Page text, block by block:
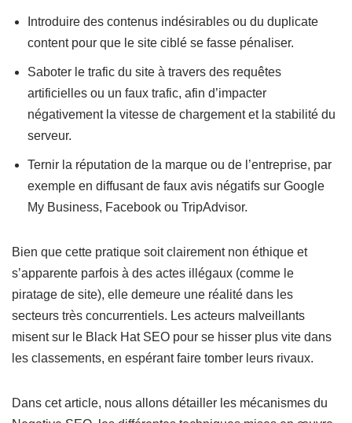
Introduire des contenus indésirables ou du duplicate
content pour que le site ciblé se fasse pénaliser.
Saboter le trafic du site à travers des requêtes
artificielles ou un faux trafic, afin d’impacter
négativement la vitesse de chargement et la stabilité du
serveur.
Ternir la réputation de la marque ou de l’entreprise, par
exemple en diffusant de faux avis négatifs sur Google
My Business, Facebook ou TripAdvisor.
Bien que cette pratique soit clairement non éthique et
s’apparente parfois à des actes illégaux (comme le
piratage de site), elle demeure une réalité dans les
secteurs très concurrentiels. Les acteurs malveillants
misent sur le Black Hat SEO pour se hisser plus vite dans
les classements, en espérant faire tomber leurs rivaux.
Dans cet article, nous allons détailler les mécanismes du